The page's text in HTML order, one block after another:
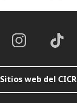
Sitios web del CICR